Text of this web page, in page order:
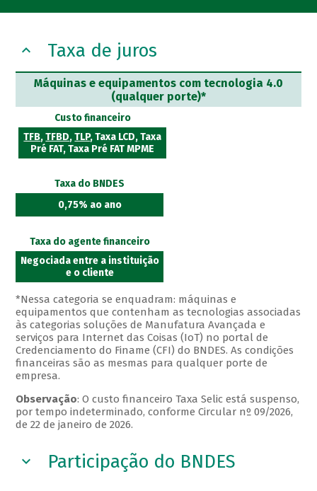
Taxa de juros
Máquinas e equipamentos com tecnologia 4.0
(qualquer porte)*
Custo financeiro
TFB,TFBD,TLP, Taxa LCD, Taxa
Pré FAT, Taxa Pré FAT MPME
Taxa do BNDES
0,75% ao ano
Taxa do agente financeiro
Negociada entre a instituição
e o cliente
*Nessa categoria se enquadram: máquinas e
equipamentos que contenham as tecnologias associadas
às categorias soluções de Manufatura Avançada e
serviços para Internet das Coisas (IoT) no portal de
Credenciamento do Finame (CFI) do BNDES. As condições
financeiras são as mesmas para qualquer porte de
empresa.
Observação: O custo financeiro Taxa Selic está suspenso,
por tempo indeterminado, conforme Circular nº 09/2026,
de 22 de janeiro de 2026.
Participação do BNDES